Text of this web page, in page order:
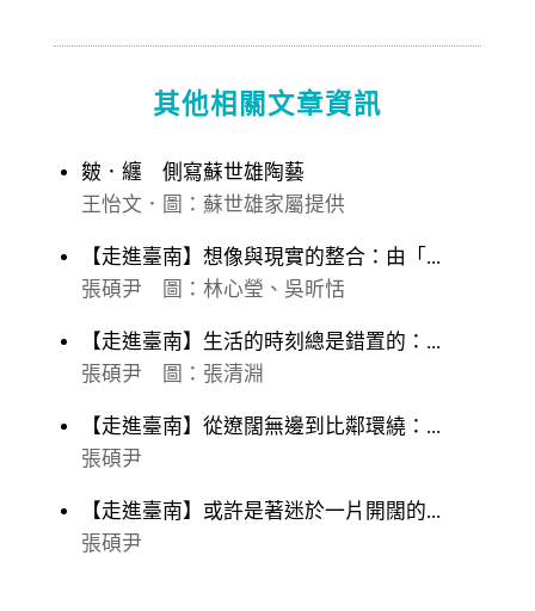
其他相關文章資訊
皴．纏 側寫蘇世雄陶藝
王怡文．圖：蘇世雄家屬提供
【走進臺南】想像與現實的整合：由「...
張碩尹 圖：林心瑩、吳昕恬
【走進臺南】生活的時刻總是錯置的：...
張碩尹 圖：張清淵
【走進臺南】從遼闊無邊到比鄰環繞：...
張碩尹
【走進臺南】或許是著迷於一片開闊的...
張碩尹